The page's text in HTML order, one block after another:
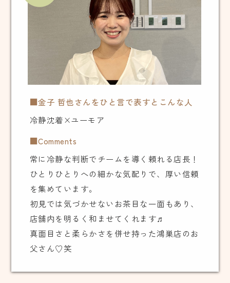
■金子 哲也さんをひと言で表すとこんな人
冷静沈着×ユーモア
■Comments
常に冷静な判断でチームを導く頼れる店長！
ひとりひとりへの細かな気配りで、厚い信頼
を集めています。
初見では気づかせないお茶目な一面もあり、
店舗内を明るく和ませてくれます♬
真面目さと柔らかさを併せ持った鴻巣店のお
父さん♡笑